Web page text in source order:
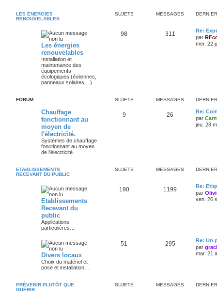
LES ÉNERGIES
RENOUVELABLES
SUJETS MESSAGES
Les énergies
renouvelables
Installation et
maintenance des
équipements
écologiques (éoliennes,
panneaux solaires ...)
98 311
Re:
par
mer. 22
FORUM SUJETS MESSAGES
Chauffage
fonctionnant au
moyen de
l'électricité.
Systèmes de chauffage
fonctionnant au moyen
de l'électricité.
9 26
Re:
par
jeu. 28
ETABLISSEMENTS
RECEVANT DU PUBLIC
SUJETS MESSAGES
Etablissements
Recevant du
public
Applications
particulières…
190 1199
Re:
par
ven. 26
Divers locaux
Choix du matériel et
pose et installation…
51 295
Re: Un
par
mar. 21
PRÉVENIR PLUTÔT QUE
GUÉRIR
SUJETS MESSAGES